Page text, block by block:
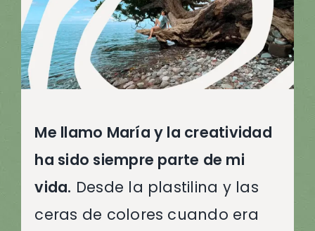
Me llamo María y la creatividad
ha sido siempre parte de mi
vida. Desde la plastilina y las
ceras de colores cuando era